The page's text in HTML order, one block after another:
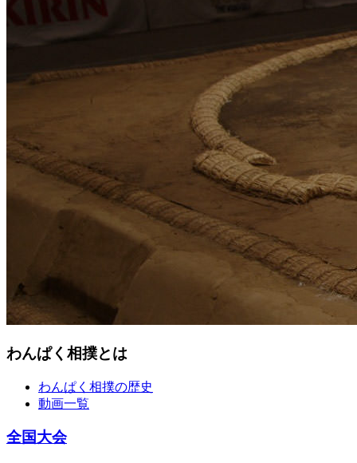
わんぱく相撲とは
わんぱく相撲の歴史
動画一覧
全国大会